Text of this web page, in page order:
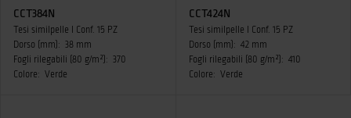
CCT384N
Tesi similpelle I Conf. 15 PZ
Dorso (mm): 38 mm
Fogli rilegabili (80 g/m²): 370
Colore: Verde
CCT424N
Tesi similpelle I Conf. 15 PZ
Dorso (mm): 42 mm
Fogli rilegabili (80 g/m²): 410
Colore: Verde